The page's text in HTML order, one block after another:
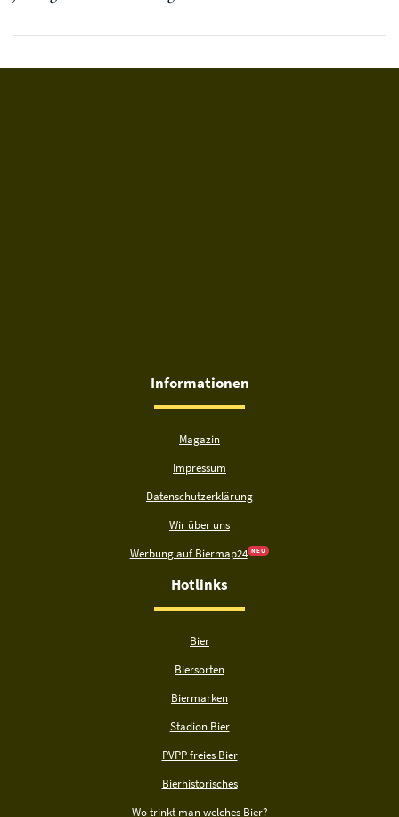
Informationen
Magazin
Impressum
Datenschutzerklärung
Wir über uns
Werbung auf Biermap24 N E U
Hotlinks
Bier
Biersorten
Biermarken
Stadion Bier
PVPP freies Bier
Bierhistorisches
Wo trinkt man welches Bier?